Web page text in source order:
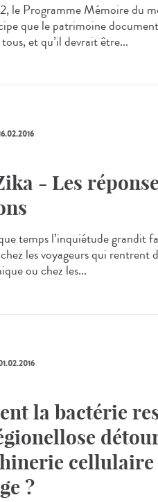
le Programme Mémoire du
que le patrimoine
et qu’il devrait être...
- Les
temps l’inquiétude grandit
les voyageurs qui rentrent
ou chez les...
la bactérie
cellulaire
?